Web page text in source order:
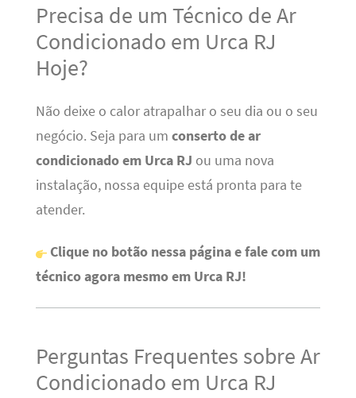
Precisa de um Técnico de Ar
Condicionado em Urca RJ
Hoje?
Não deixe o calor atrapalhar o seu dia ou o seu
negócio. Seja para um conserto de ar
condicionado em Urca RJ ou uma nova
instalação, nossa equipe está pronta para te
atender.
Clique no botão nessa página e fale com um
técnico agora mesmo em Urca RJ!
Perguntas Frequentes sobre Ar
Condicionado em Urca RJ